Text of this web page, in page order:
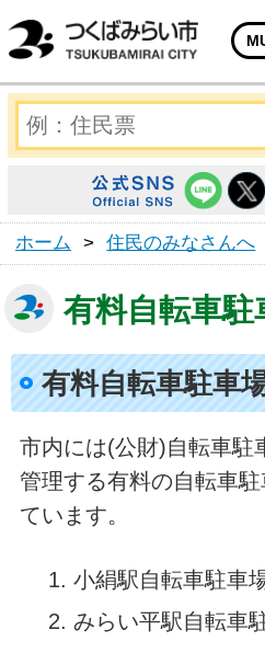
ホーム > 住民のみなさんへ
有料自転車
有料自転車駐車
市内には(公財)自転車駐
管理する有料の自転車
ています。
小絹駅自転車駐車
みらい平駅自転車